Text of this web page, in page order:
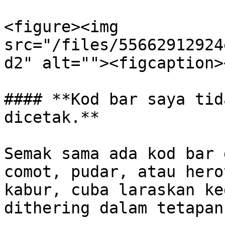
<figure><img
src="/files/
d2"
#### **Kod bar saya
dicetak.**
Semak sama ada kod
comot, pudar, atau
kabur, cuba laraskan
dithering dalam tetapan